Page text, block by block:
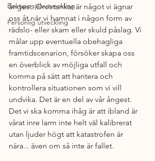
Boktips självutveckling
Personlig utveckling
ångest. Orostankar är något vi ägnar
oss åt när vi hamnat i någon form av
rädslo- eller skam eller skuld påslag. Vi
målar upp eventuella obehagliga
framtidscenarion, försöker skapa oss
en överblick av möjliga utfall och
komma på sätt att hantera och
kontrollera situationen som vi vill
undvika. Det är en del av vår ångest.
Det vi ska komma ihåg är att ibland är
vårat inre larm inte helt väl kalibrerat
utan ljuder högt att katastrofen är
nära... även om så inte är fallet.